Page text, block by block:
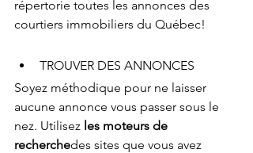
répertorie toutes les annonces des
courtiers immobiliers du Québec!
TROUVER DES ANNONCES
Soyez méthodique pour ne laisser
aucune annonce vous passer sous le
nez. Utilisez les moteurs de
recherchedes sites que vous avez